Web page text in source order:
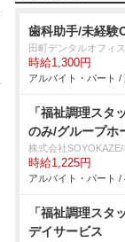
歯科助手/未経験
田町デンタルオフィス
時給1,300円
アルバイト・パート /
「福祉調理スタ
のみ/グループホ
株式会社
時給1,225円
アルバイト・パート /
「福祉調理スタ
デイサービス